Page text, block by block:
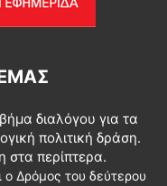
διαλόγου για τα
πολιτική δράση.
στα περίπτερα.
ο Δρόμος του δεύτερου